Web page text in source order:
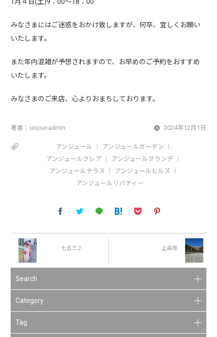
みなさまにはご迷惑をおかけ致しますが、何卒、宜しくお願い
いたします。
また年内混雑が予想されますので、お早めのご予約をおすすめ
いたします。
みなさまのご来店、心よりおまちしております。
著者： unjour-admin 2024年12月1日
アンジュール
アンジュールガーデン
アンジュールクレア
アンジュールグランデ
アンジュールテラス
アンジュールヒルズ
アンジュールリバティー
七五三♪ 上高地
Search
Category
Tag